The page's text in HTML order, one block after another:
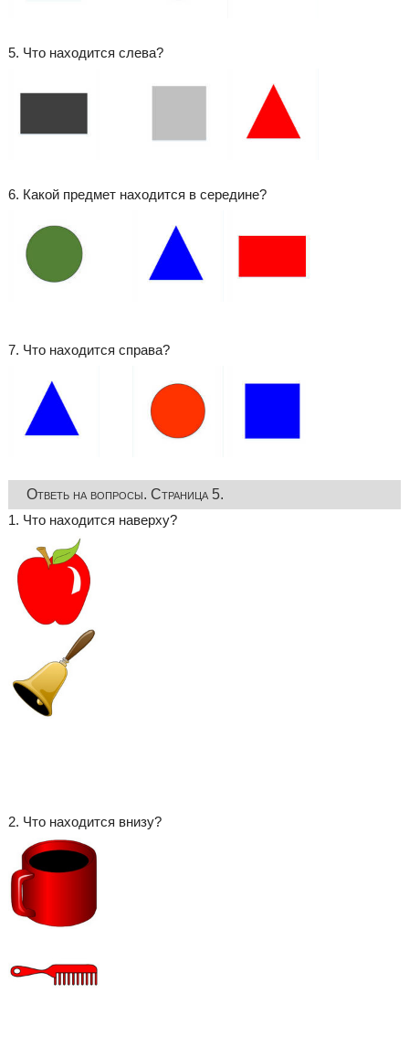
5. Что находится слева?
6. Какой предмет находится в середине?
7. Что находится справа?
Ответь на вопросы. Страница 5.
1. Что находится наверху?
2. Что находится внизу?